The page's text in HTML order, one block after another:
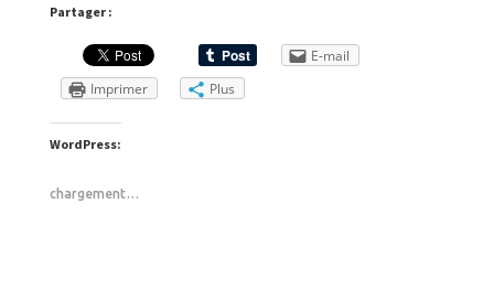
Partager :
E-mail
Imprimer
Plus
WordPress:
chargement…